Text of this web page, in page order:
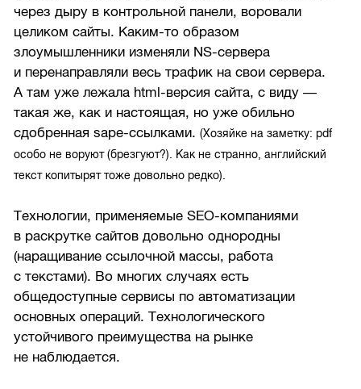
через дыру в контрольной панели, воровали
целиком сайты. Каким-то образом
злоумышленники изменяли NS-сервера
и перенаправляли весь трафик на свои сервера.
А там уже лежала html-версия сайта, с виду —
такая же, как и настоящая, но уже обильно
сдобренная sape-ссылками.(Хозяйке на заметку: pdf
особо не воруют (брезгуют?). Как не странно, английский
текст копитырят тоже довольно редко).
Технологии, применяемые SEO-компаниями
в раскрутке сайтов довольно однородны
(наращивание ссылочной массы, работа
с текстами). Во многих случаях есть
общедоступные сервисы по автоматизации
основных операций. Технологического
устойчивого преимущества на рынке
не наблюдается.